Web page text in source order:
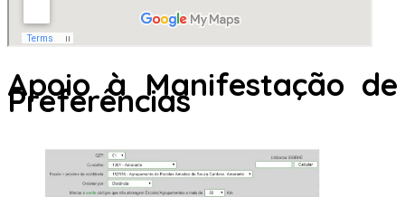
Apoio à Manifestação de
Preferências